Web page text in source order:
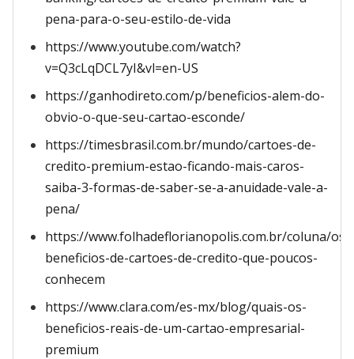
pena-para-o-seu-estilo-de-vida
https://www.youtube.com/watch?
v=Q3cLqDCL7yI&vl=en-US
https://ganhodireto.com/p/beneficios-alem-do-
obvio-o-que-seu-cartao-esconde/
https://timesbrasil.com.br/mundo/cartoes-de-
credito-premium-estao-ficando-mais-caros-
saiba-3-formas-de-saber-se-a-anuidade-vale-a-
pena/
https://www.folhadeflorianopolis.com.br/coluna/os-
beneficios-de-cartoes-de-credito-que-poucos-
conhecem
https://www.clara.com/es-mx/blog/quais-os-
beneficios-reais-de-um-cartao-empresarial-
premium